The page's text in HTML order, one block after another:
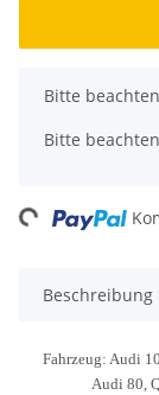
x
Bitte
Bitte
Beschreibung
Fahrzeug: Audi
Audi 80,